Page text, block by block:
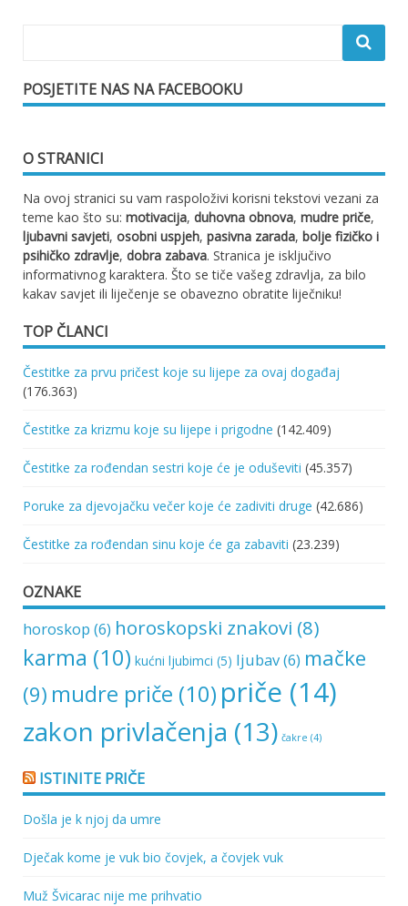
POSJETITE NAS NA FACEBOOKU
O STRANICI
Na ovoj stranici su vam raspoloživi korisni tekstovi vezani za
teme kao što su: motivacija, duhovna obnova, mudre priče,
ljubavni savjeti, osobni uspjeh, pasivna zarada, bolje fizičko i
psihičko zdravlje, dobra zabava. Stranica je isključivo
informativnog karaktera. Što se tiče vašeg zdravlja, za bilo
kakav savjet ili liječenje se obavezno obratite liječniku!
TOP ČLANCI
Čestitke za prvu pričest koje su lijepe za ovaj događaj
(176.363)
Čestitke za krizmu koje su lijepe i prigodne (142.409)
Čestitke za rođendan sestri koje će je oduševiti (45.357)
Poruke za djevojačku večer koje će zadiviti druge (42.686)
Čestitke za rođendan sinu koje će ga zabaviti (23.239)
OZNAKE
horoskop (6) horoskopski znakovi (8)
karma (10) kućni ljubimci (5) ljubav(6) mačke
(9) mudre priče (10) priče (14)
zakon privlačenja (13) čakre (4)
ISTINITE PRIČE
Došla je k njoj da umre
Dječak kome je vuk bio čovjek, a čovjek vuk
Muž Švicarac nije me prihvatio